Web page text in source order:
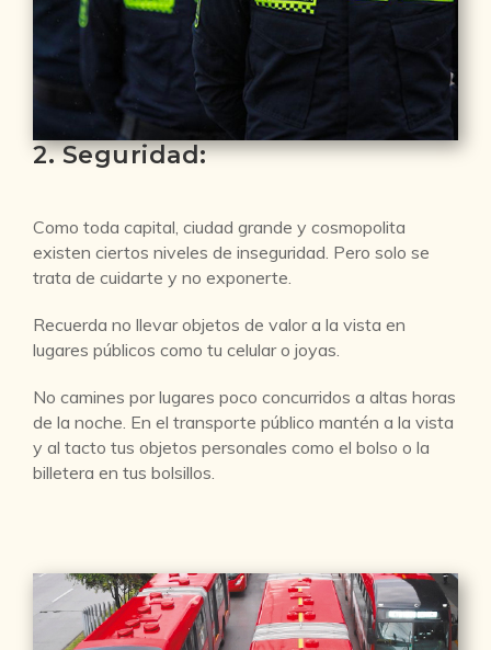
2. Seguridad:
Como toda capital, ciudad grande y cosmopolita
existen ciertos niveles de inseguridad. Pero solo se
trata de cuidarte y no exponerte.
Recuerda no llevar objetos de valor a la vista en
lugares públicos como tu celular o joyas.
No camines por lugares poco concurridos a altas horas
de la noche. En el transporte público mantén a la vista
y al tacto tus objetos personales como el bolso o la
billetera en tus bolsillos.